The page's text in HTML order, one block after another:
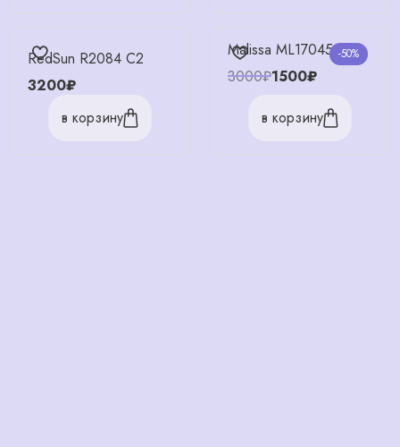
RedSun R2084 C2
3200₽
в корзину
-50%
Malissa ML17045 C3
3000₽1500₽
в корзину